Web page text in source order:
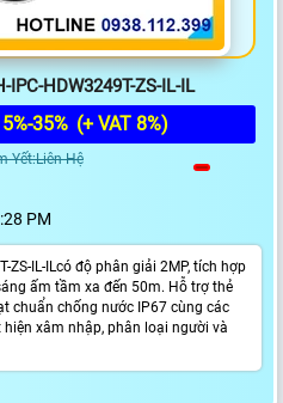
HDW3249T-ZS-IL-IL
5%-35% (+ VAT 8%)
Yết:Liên Hệ
PM
ZS-IL-ILcó độ phân giải 2MP, tích hợp
ấm tầm xa đến 50m. Hỗ trợ thẻ
chuẩn chống nước IP67 cùng các
xâm nhập, phân loại người và